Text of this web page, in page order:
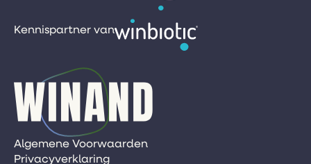
Kennispartner van
Algemene Voorwaarden
Privacyverklaring